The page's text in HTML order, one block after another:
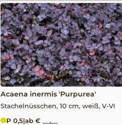
Acaena inermis 'Purpurea'
Stachelnüsschen, 10 cm, weiß, V-VI
P 0,5|ab € __,__